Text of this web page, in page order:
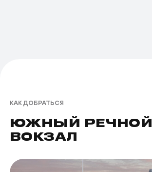
КАК ДОБРАТЬСЯ
ЮЖНЫЙ РЕЧНОЙ
ВОКЗАЛ